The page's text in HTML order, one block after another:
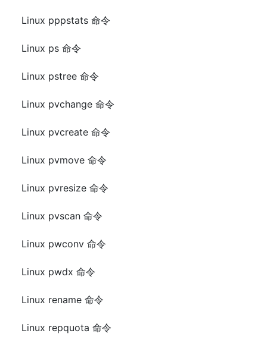
Linux pppstats 命令
Linux ps 命令
Linux pstree 命令
Linux pvchange 命令
Linux pvcreate 命令
Linux pvmove 命令
Linux pvresize 命令
Linux pvscan 命令
Linux pwconv 命令
Linux pwdx 命令
Linux rename 命令
Linux repquota 命令